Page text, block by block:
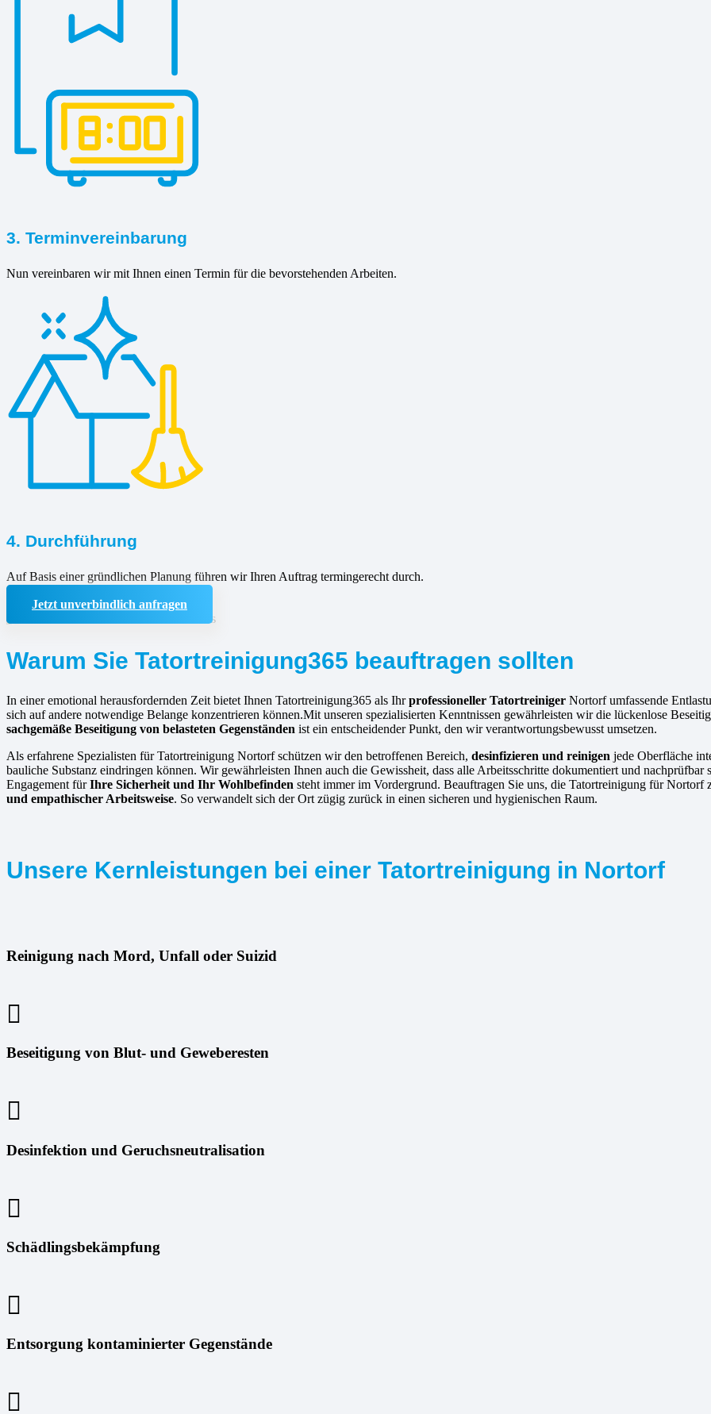
3. Terminvereinbarung
Nun vereinbaren wir mit Ihnen einen Termin für die bevorstehenden Arbeiten.
4. Durchführung
Auf Basis einer gründlichen Planung führen wir Ihren Auftrag termingerecht durch.
Jetzt unverbindlich anfragen
Warum Sie Tatortreinigung365 beauftragen sollten
In einer emotional herausfordernden Zeit bietet Ihnen Tatortreinigung365 als Ihrprofessioneller Tatortreiniger Nortorf umfassende
sich auf andere notwendige Belange konzentrieren können.Mit unseren spezialisierten Kenntnissen gewährleisten wir die lückenlose
sachgemäße Beseitigung von belasteten Gegenständen ist ein entscheidender Punkt, den wir verantwortungsbewusst umsetzen.
Als erfahrene Spezialisten für Tatortreinigung Nortorf schützen wir den betroffenen Bereich, desinfizieren und reinigen jede Oberfläche
bauliche Substanz eindringen können. Wir gewährleisten Ihnen auch die Gewissheit, dass alle Arbeitsschritte dokumentiert und
Engagement fürIhre Sicherheit und Ihr Wohlbefinden steht immer im Vordergrund. Beauftragen Sie uns, die Tatortreinigung für Nortorf
und empathischer Arbeitsweise. So verwandelt sich der Ort zügig zurück in einen sicheren und hygienischen Raum.
Unsere Kernleistungen bei einer Tatortreinigung in Nortorf
Reinigung nach Mord, Unfall oder Suizid
Beseitigung von Blut- und Geweberesten
Desinfektion und Geruchsneutralisation
Schädlingsbekämpfung
Entsorgung kontaminierter Gegenstände